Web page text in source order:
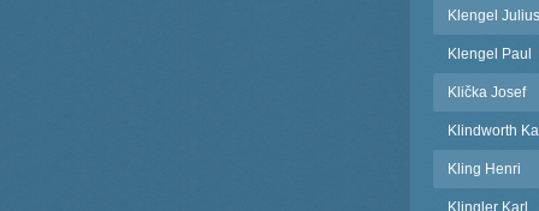
Klengel Julius
Klengel Paul
Klička Josef
Klindworth
Kling Henri
Klingler Karl